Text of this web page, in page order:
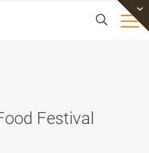
Festival